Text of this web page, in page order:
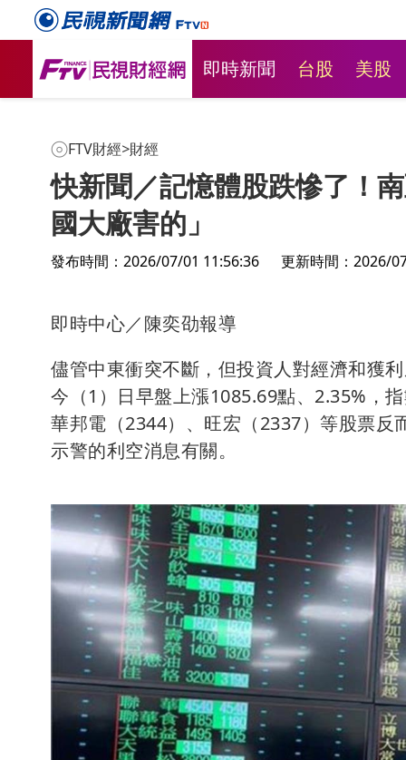
即時新聞 台股 美股
FTV財經>財經
快新聞／記憶體股跌慘了！
國大廠害的」
發布時間：2026/07/01 11:56:36 更新時間：2026/
即時中心／陳奕劭報導
儘管中東衝突不斷，但投資人對經濟和獲
今（1）日早盤上漲1085.69點、2.35%，
華邦電（2344）、旺宏（2337）等股票
示警的利空消息有關。